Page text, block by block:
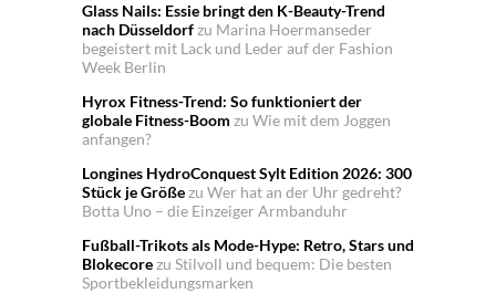
Glass Nails: Essie bringt den K-Beauty-Trend
nach Düsseldorfzu Marina Hoermanseder
begeistert mit Lack und Leder auf der Fashion
Week Berlin
Hyrox Fitness-Trend: So funktioniert der
globale Fitness-Boom zu Wie mit dem Joggen
anfangen?
Longines HydroConquest Sylt Edition 2026: 300
Stück je Größezu Wer hat an der Uhr gedreht?
Botta Uno – die Einzeiger Armbanduhr
Fußball-Trikots als Mode-Hype: Retro, Stars und
Blokecorezu Stilvoll und bequem: Die besten
Sportbekleidungsmarken